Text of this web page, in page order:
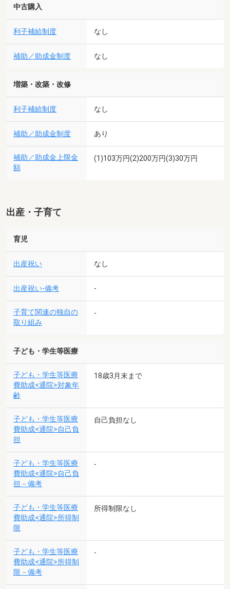
中古購入
利子補給制度 なし
補助／助成金制度 なし
増築・改築・改修
利子補給制度 なし
補助／助成金制度 あり
補助／助成金上限金
額
(1)103万円(2)200万円(3)30万円
出産・子育て
育児
出産祝い なし
出産祝い-備考 -
子育て関連の独自の
取り組み
-
子ども・学生等医療
子ども・学生等医療
費助成<通院>対象年
齢
18歳3月末まで
子ども・学生等医療
費助成<通院>自己負
担
自己負担なし
子ども・学生等医療
費助成<通院>自己負
担－備考
-
子ども・学生等医療
費助成<通院>所得制
限
所得制限なし
子ども・学生等医療
費助成<通院>所得制
限－備考
-